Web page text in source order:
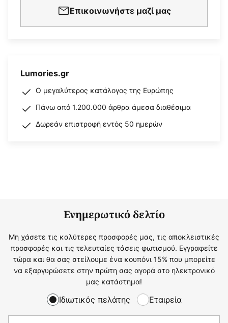
Επικοινωνήστε μαζί μας
Lumories.gr
Ο μεγαλύτερος κατάλογος της Ευρώπης
Πάνω από 1.200.000 άρθρα άμεσα διαθέσιμα
Δωρεάν επιστροφή εντός 50 ημερών
Ενημερωτικό δελτίο
Μη χάσετε τις καλύτερες προσφορές μας, τις αποκλειστικές
προσφορές και τις τελευταίες τάσεις φωτισμού. Εγγραφείτε
τώρα και θα σας στείλουμε ένα κουπόνι 15% που μπορείτε
να εξαργυρώσετε στην πρώτη σας αγορά στο ηλεκτρονικό
μας κατάστημα!
Ιδιωτικός πελάτης Εταιρεία